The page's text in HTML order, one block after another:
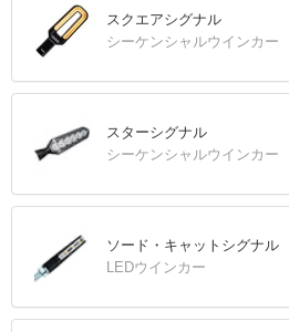
スクエアシグナル
シーケンシャルウインカー
スターシグナル
シーケンシャルウインカー
ソード・キャットシグナル
LEDウインカー